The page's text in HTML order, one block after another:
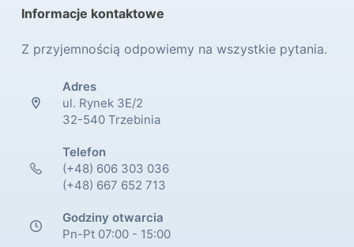
Informacje kontaktowe
Z przyjemnością odpowiemy na wszystkie pytania.
Adres
ul. Rynek 3E/2
32-540 Trzebinia
Telefon
(+48) 606 303 036
(+48) 667 652 713
Godziny otwarcia
Pn-Pt 07:00 - 15:00